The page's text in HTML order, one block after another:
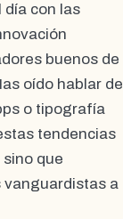
día con las
buenos de
oído hablar de
o tipografía
tendencias
que
vanguardistas a